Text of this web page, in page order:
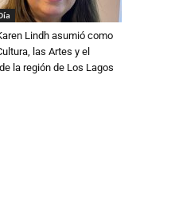
Lindh asumió como
las Artes y el
la región de Los Lagos